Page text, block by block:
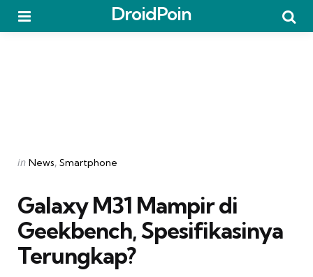
DroidPoin
Categories
Posted
in News Smartphone
Galaxy M31 Mampir di
Geekbench, Spesifikasinya
Terungkap?